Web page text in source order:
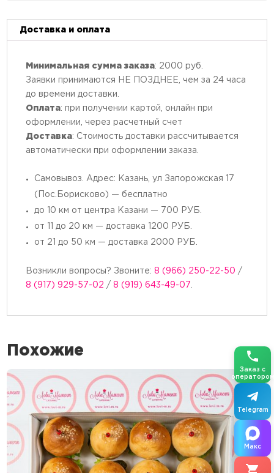
Доставка и оплата
Минимальная сумма заказа: 2000 руб.
Заявки принимаются НЕ ПОЗДНЕЕ, чем за 24 часа
до времени доставки.
Оплата: при получении картой, онлайн при
оформлении, через расчетный счет
Доставка: Стоимость доставки рассчитывается
автоматически при оформлении заказа.
Самовывоз. Адрес: Казань, ул Запорожская 17
(Пос.Борисково) — бесплатно
до 10 км от центра Казани — 700 РУБ.
от 11 до 20 км — доставка 1200 РУБ.
от 21 до 50 км — доставка 2000 РУБ.
Возникли вопросы? Звоните: 8 (966) 250-22-50 /
8 (917) 929-57-02 / 8 (919) 643-49-07
Похожие
Заказ с
оператором
Telegram
Макс